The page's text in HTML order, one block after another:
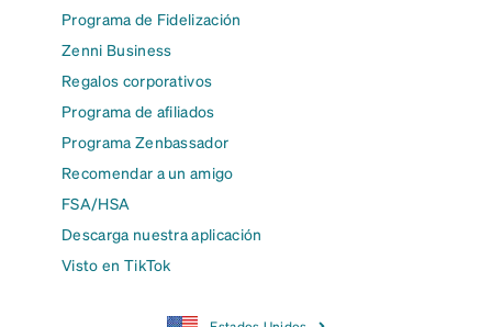
Programa de Fidelización
Zenni Business
Regalos corporativos
Programa de afiliados
Programa Zenbassador
Recomendar a un amigo
FSA/HSA
Descarga nuestra aplicación
Visto en TikTok